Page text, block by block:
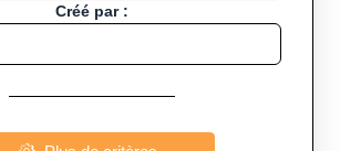
Créé par :